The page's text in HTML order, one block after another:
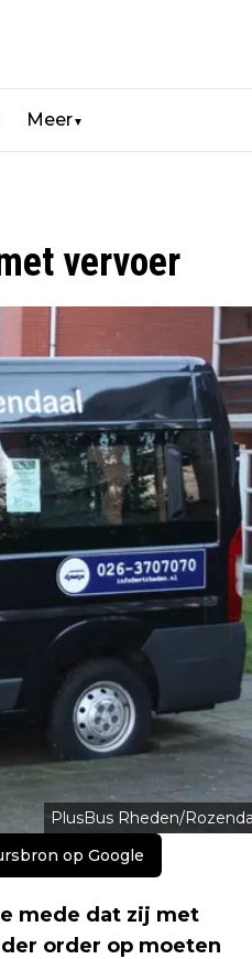
Meer▼
vervoer
PlusBus Rheden/
op Google
mede dat zij met
order op moeten